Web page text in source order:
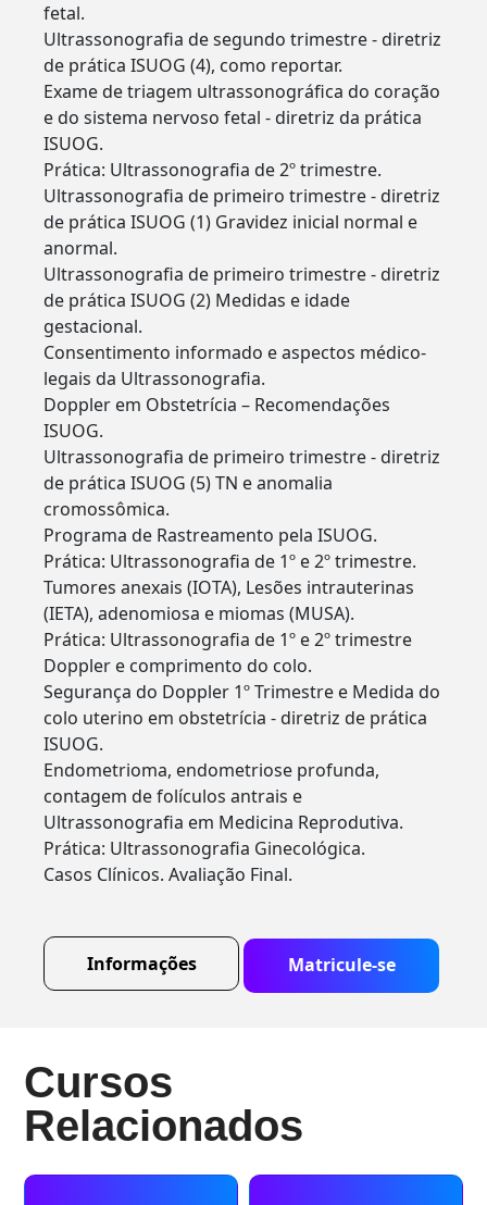
fetal.
Ultrassonografia de segundo trimestre - diretriz
de prática ISUOG (4), como reportar.
Exame de triagem ultrassonográfica do coração
e do sistema nervoso fetal - diretriz da prática
ISUOG.
Prática: Ultrassonografia de 2º trimestre.
Ultrassonografia de primeiro trimestre - diretriz
de prática ISUOG (1) Gravidez inicial normal e
anormal.
Ultrassonografia de primeiro trimestre - diretriz
de prática ISUOG (2) Medidas e idade
gestacional.
Consentimento informado e aspectos médico-
legais da Ultrassonografia.
Doppler em Obstetrícia – Recomendações
ISUOG.
Ultrassonografia de primeiro trimestre - diretriz
de prática ISUOG (5) TN e anomalia
cromossômica.
Programa de Rastreamento pela ISUOG.
Prática: Ultrassonografia de 1º e 2º trimestre.
Tumores anexais (IOTA), Lesões intrauterinas
(IETA), adenomiosa e miomas (MUSA).
Prática: Ultrassonografia de 1º e 2º trimestre
Doppler e comprimento do colo.
Segurança do Doppler 1º Trimestre e Medida do
colo uterino em obstetrícia - diretriz de prática
ISUOG.
Endometrioma, endometriose profunda,
contagem de folículos antrais e
Ultrassonografia em Medicina Reprodutiva.
Prática: Ultrassonografia Ginecológica.
Casos Clínicos. Avaliação Final.
Informações Matricule-se
Cursos
Relacionados